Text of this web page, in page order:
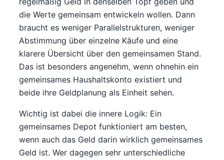
die Werte gemeinsam entwickeln wollen. Dann
braucht es weniger Parallelstrukturen, weniger
Abstimmung über einzelne Käufe und eine
klarere Übersicht über den gemeinsamen Stand.
Das ist besonders angenehm, wenn ohnehin ein
gemeinsames Haushaltskonto existiert und
beide ihre Geldplanung als Einheit sehen.
Wichtig ist dabei die innere Logik: Ein
gemeinsames Depot funktioniert am besten,
wenn auch das Geld darin wirklich gemeinsames
Geld ist. Wer dagegen sehr unterschiedliche